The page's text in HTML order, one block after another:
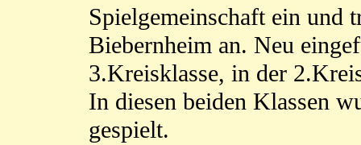
Spielgemeinschaft ein und
Biebernheim an. Neu
3.Kreisklasse, in der
In diesen beiden Klassen
gespielt.